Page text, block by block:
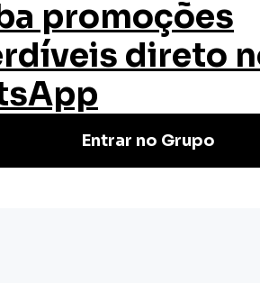
e sedação
em UTI aborda os
de dor e ansiedade.